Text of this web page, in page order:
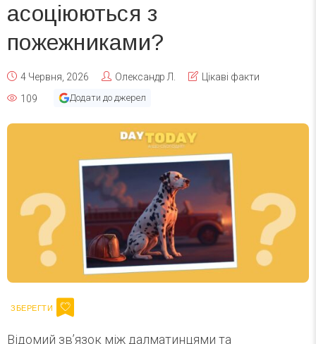
асоціюються з
пожежниками?
4 Червня, 2026 Олександр Л.
Цікаві факти
109
Додати до джерел
Відомий зв’язок між далматинцями та